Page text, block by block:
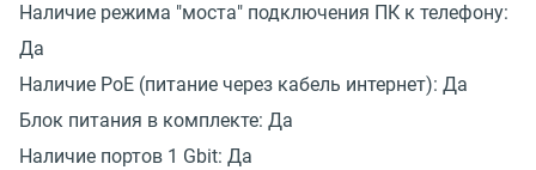
Наличие режима "моста" подключения ПК к телефону:
Да
Наличие PoE (питание через кабель интернет): Да
Блок питания в комплекте: Да
Наличие портов 1 Gbit: Да